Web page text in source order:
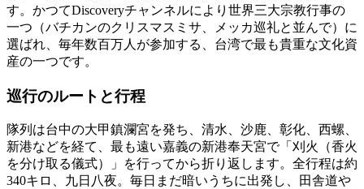
す。かつてDiscoveryチャンネルにより世界三大宗教行事の
一つ（バチカンのクリスマスミサ、メッカ巡礼と並んで）に
選ばれ、毎年数百万人が参加する、台湾で最も貴重な文化資
産の一つです。
巡行のルートと行程
隊列は台中の大甲鎮瀾宮を発ち、清水、沙鹿、彰化、西螺、
新港などを経て、最も遠い嘉義の新港奉天宮で「刈火（香火
を分け取る儀式）」を行ってから折り返します。全行程は約
340キロ、九日八夜。毎日まだ暗いうちに出発し、田舎道や